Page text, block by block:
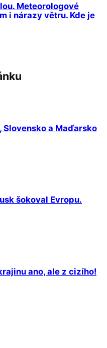
Meteorologové
i nárazy větru. Kde je
a Maďarsko
šokoval Evropu.
ano, ale z cizího!